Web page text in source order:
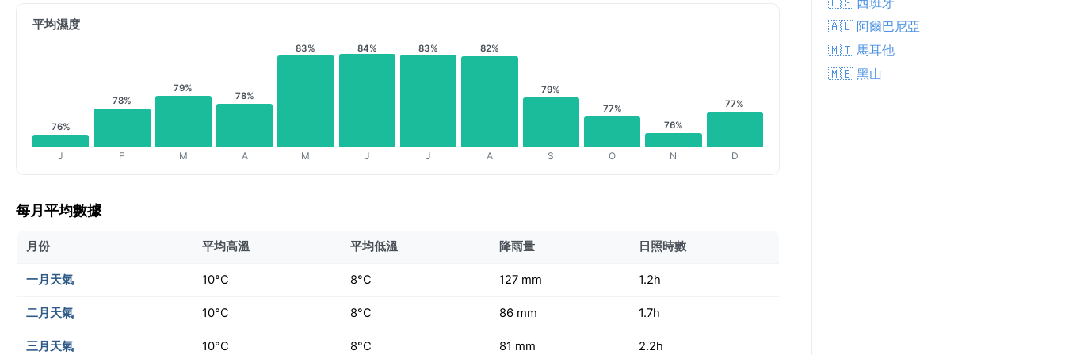
平均濕度
76%
J
78%
F
79%
M
78%
A
83%
M
84%
J
83%
J
82%
A
79%
S
77%
O
76%
N
77%
D
每月平均數據
月份 平均高溫 平均低溫 降雨量 日照時數
一月天氣 10°C 8°C 127 mm 1.2h
二月天氣 10°C 8°C 86 mm 1.7h
三月天氣 10°C 8°C 81 mm 2.2h
🇦🇱 阿爾巴尼亞
🇲🇹 馬耳他
🇲🇪 黑山